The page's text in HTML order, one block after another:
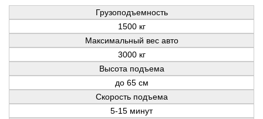
Грузоподъемность
1500 кг
Максимальный вес авто
3000 кг
Высота подъема
до 65 см
Скорость подъема
5-15 минут